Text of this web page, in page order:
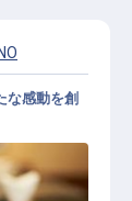
な感動を創